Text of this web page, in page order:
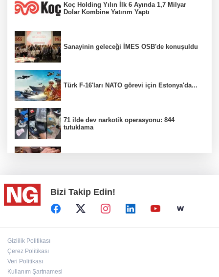
Koç Holding Yılın İlk 6 Ayında 1,7 Milyar
Dolar Kombine Yatırım Yaptı
Sanayinin geleceği İMES OSB'de konuşuldu
Türk F-16'ları NATO görevi için Estonya'da...
71 ilde dev narkotik operasyonu: 844
tutuklama
Bizi Takip Edin!
Gizlilik Politikası
Çerez Politikası
Veri Politikası
Kullanım Şartnamesi